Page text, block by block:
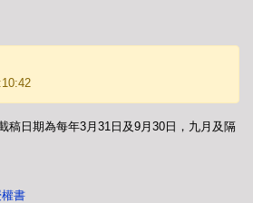
稿日期為每年3月31日及9月30日，九月及隔
書